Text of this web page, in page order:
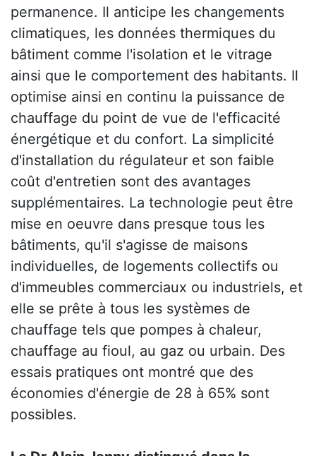
permanence. Il anticipe les changements
climatiques, les données thermiques du
bâtiment comme l'isolation et le vitrage
ainsi que le comportement des habitants. Il
optimise ainsi en continu la puissance de
chauffage du point de vue de l'efficacité
énergétique et du confort. La simplicité
d'installation du régulateur et son faible
coût d'entretien sont des avantages
supplémentaires. La technologie peut être
mise en oeuvre dans presque tous les
bâtiments, qu'il s'agisse de maisons
individuelles, de logements collectifs ou
d'immeubles commerciaux ou industriels, et
elle se prête à tous les systèmes de
chauffage tels que pompes à chaleur,
chauffage au fioul, au gaz ou urbain. Des
essais pratiques ont montré que des
économies d'énergie de 28 à 65% sont
possibles.